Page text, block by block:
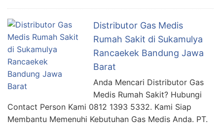
Distributor Gas Medis
Rumah Sakit di Sukamulya
Rancaekek Bandung Jawa
Barat
Anda Mencari Distributor Gas
Medis Rumah Sakit? Hubungi
Contact Person Kami 0812 1393 5332. Kami Siap
Membantu Memenuhi Kebutuhan Gas Medis Anda. PT.